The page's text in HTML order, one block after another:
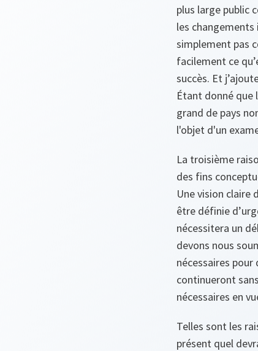
plus large public
les changements
simplement pas
facilement ce
succès. Et
Étant donné que
grand de pays
l'objet d'un
La troisième
des fins
Une vision claire
être définie
nécessitera un
devons nous
nécessaires
continueront
nécessaires en
Telles sont les
présent quel